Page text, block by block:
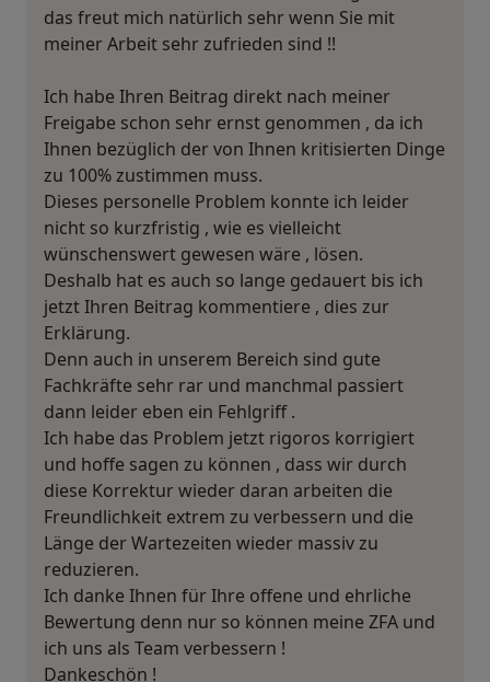
das freut mich natürlich sehr wenn Sie mit
meiner Arbeit sehr zufrieden sind !!
Ich habe Ihren Beitrag direkt nach meiner
Freigabe schon sehr ernst genommen , da ich
Ihnen bezüglich der von Ihnen kritisierten Dinge
zu 100% zustimmen muss.
Dieses personelle Problem konnte ich leider
nicht so kurzfristig , wie es vielleicht
wünschenswert gewesen wäre , lösen.
Deshalb hat es auch so lange gedauert bis ich
jetzt Ihren Beitrag kommentiere , dies zur
Erklärung.
Denn auch in unserem Bereich sind gute
Fachkräfte sehr rar und manchmal passiert
dann leider eben ein Fehlgriff .
Ich habe das Problem jetzt rigoros korrigiert
und hoffe sagen zu können , dass wir durch
diese Korrektur wieder daran arbeiten die
Freundlichkeit extrem zu verbessern und die
Länge der Wartezeiten wieder massiv zu
reduzieren.
Ich danke Ihnen für Ihre offene und ehrliche
Bewertung denn nur so können meine ZFA und
ich uns als Team verbessern !
Dankeschön !